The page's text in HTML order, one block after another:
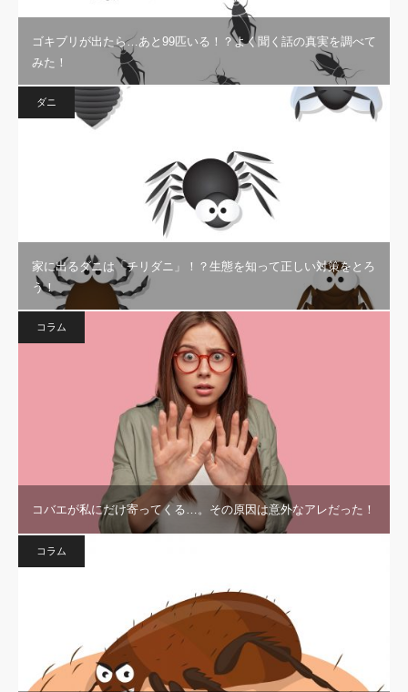
ゴキブリが出たら…あと99匹いる！？よく聞く話の真実を調べて
みた！
ダニ
家に出るダニは「チリダニ」！？生態を知って正しい対策をとろ
う！
コラム
コバエが私にだけ寄ってくる…。その原因は意外なアレだった！
コラム